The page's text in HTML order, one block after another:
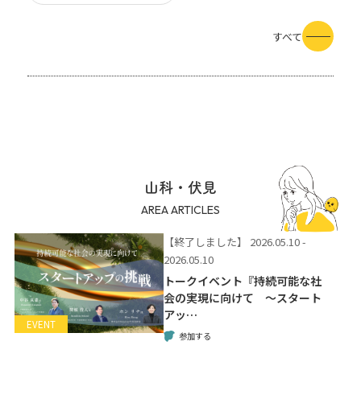
すべて
山科・伏見
AREA ARTICLES
EVENT
【終了しました】
2026.05.10 -
2026.05.10
トークイベント『持続可能な社
会の実現に向けて 〜スタート
アッ…
参加する